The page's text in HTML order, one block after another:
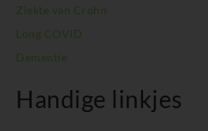
BodySwitch Veluwe
BodySwitch Venlo
BodySwitch Zaandam
Ziekte van Crohn
Long COVID
Dementie
Handige linkjes